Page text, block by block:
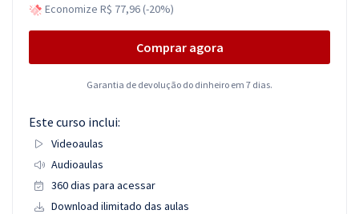
Economize R$ 77,96 (-20%)
Comprar agora
Garantia de devolução do dinheiro em 7 dias.
Este curso inclui:
Videoaulas
Audioaulas
360 dias para acessar
Download ilimitado das aulas